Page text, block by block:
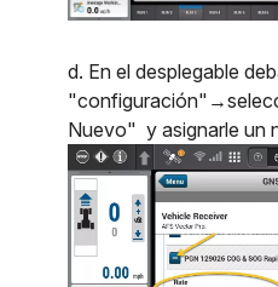
d. En el desplegable
Nuevo" y asignarle un